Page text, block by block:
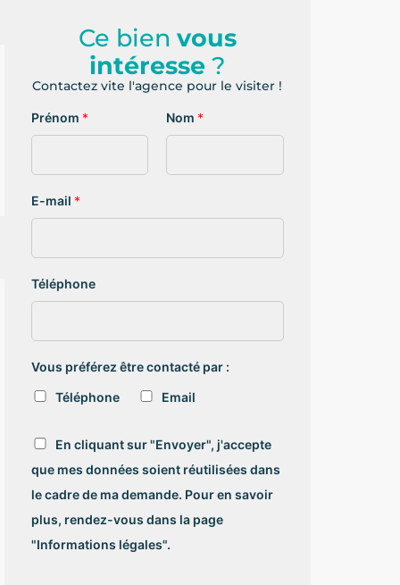
Ce bien vous
intéresse ?
Contactez vite l'agence pour le visiter !
Prénom * Nom *
E-mail *
Téléphone
Vous préférez être contacté par :
Téléphone
Email
R
G
P
D
*
En cliquant sur "Envoyer", j'accepte
que mes données soient réutilisées dans
le cadre de ma demande. Pour en savoir
plus, rendez-vous dans la page
"Informations légales".